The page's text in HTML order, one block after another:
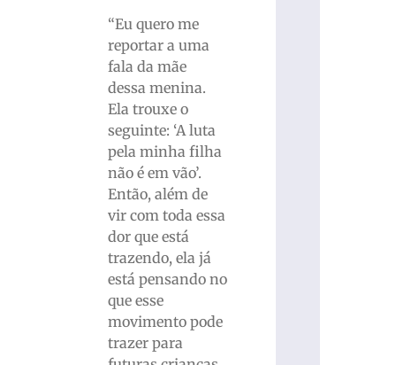
“Eu quero me
reportar a uma
fala da mãe
dessa menina.
Ela trouxe o
seguinte: ‘A luta
pela minha filha
não é em vão’.
Então, além de
vir com toda essa
dor que está
trazendo, ela já
está pensando no
que esse
movimento pode
trazer para